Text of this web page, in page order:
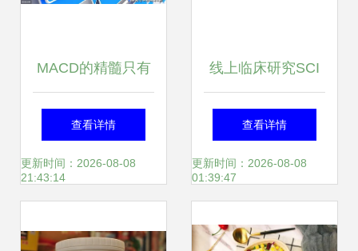
MACD的精髓只有
10个字 大道至简的
终极秘诀
查看详情
更新时间：2026-08-08
21:43:14
线上临床研究SCI
零突破公益训练营
小黑屋申请通道正
查看详情
更新时间：2026-08-08
01:39:47